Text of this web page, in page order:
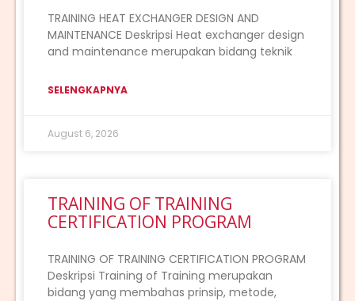
TRAINING HEAT EXCHANGER DESIGN AND
MAINTENANCE Deskripsi Heat exchanger design
and maintenance merupakan bidang teknik
SELENGKAPNYA
August 6, 2026
TRAINING OF TRAINING
CERTIFICATION PROGRAM
TRAINING OF TRAINING CERTIFICATION PROGRAM
Deskripsi Training of Training merupakan
bidang yang membahas prinsip, metode,